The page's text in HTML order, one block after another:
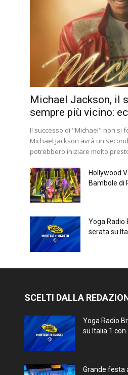
Michael Jackson, il
sempre più vicino:
Il successo di "Michael" non si
Michael Jackson avrà un
potrebbero iniziare molto
Hollywood
Bambole di
Yoga Radio
serata su
SCELTI DALLA
Yoga Radio
su Italia 1
Grande festa